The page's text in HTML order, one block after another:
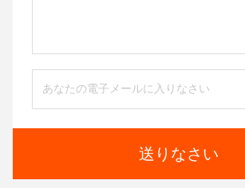
送りなさい